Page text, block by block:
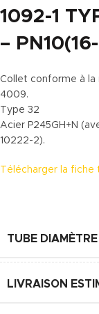
1092-1
–
Collet conforme à la
4009.
Type 32
Acier P245GH+N
10222-2).
Télécharger la
TUBE
LIVRAISON